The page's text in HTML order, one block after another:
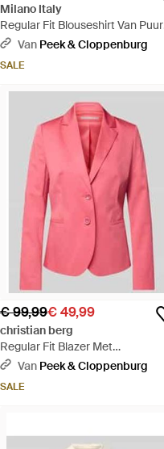
Milano Italy
Regular Fit Blouseshirt Van Puur
Katoen - Wit
Van Peek & Cloppenburg
SALE
€ 99,99€ 49,99
christian berg
Regular Fit Blazer Met
Reverskraag En Paspelzakken -
Van Peek & Cloppenburg
SALE